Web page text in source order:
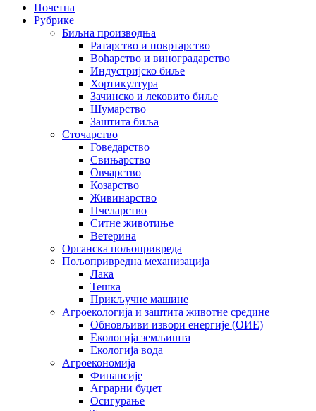
Почетна
Рубрике
Биљна производња
Ратарство и повртарство
Воћарство и виноградарство
Индустријско биље
Хортикултура
Зачинско и лековито биље
Шумарство
Заштита биља
Сточарство
Говедарство
Свињарство
Овчарство
Козарство
Живинарство
Пчеларство
Ситне животиње
Ветерина
Органска пољопривреда
Пољопривредна механизација
Лака
Тешка
Прикључне машине
Агроекологија и заштита животне средине
Обновљиви извори енергије (ОИЕ)
Екологија земљишта
Екологија вода
Агроекономија
Финансије
Аграрни буџет
Осигурање